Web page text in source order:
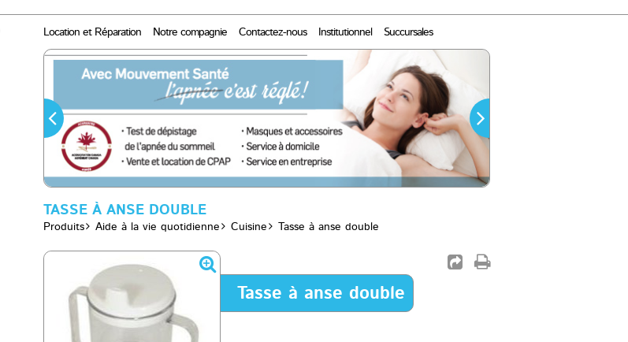
Location et Réparation Notre compagnie Contactez-nous Institutionnel Succursales
TASSE À ANSE DOUBLE
Produits Aide à la vie quotidienne Cuisine Tasse à anse double
Tasse à anse double